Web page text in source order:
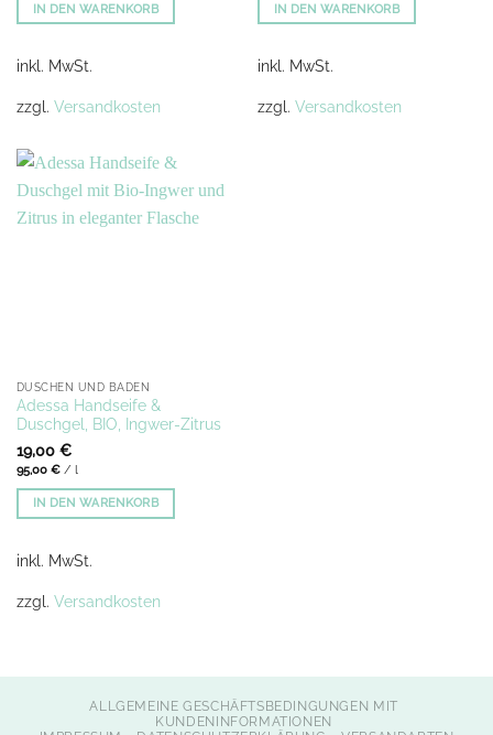
IN DEN WARENKORB
inkl. MwSt.
zzgl. Versandkosten
IN DEN WARENKORB
inkl. MwSt.
zzgl. Versandkosten
DUSCHEN UND BADEN
Adessa Handseife &
Duschgel, BIO, Ingwer-Zitrus
19,00 €
95,00 €/ l
IN DEN WARENKORB
inkl. MwSt.
zzgl. Versandkosten
ALLGEMEINE GESCHÄFTSBEDINGUNGEN MIT
KUNDENINFORMATIONEN